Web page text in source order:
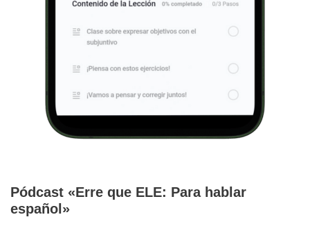
Pódcast «Erre que ELE: Para hablar
español»